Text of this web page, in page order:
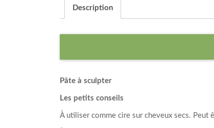
Description
Pâte à sculpter
Les petits conseils
À utiliser comme cire sur cheveux secs. Peut